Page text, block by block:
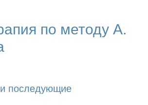
по методу А.
последующие